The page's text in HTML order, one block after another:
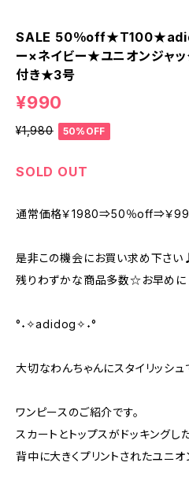
SALE 50％
ー×ネイビー★ユニオンジャ
付き★3号
¥990
¥1,980 50%OFF
SOLD OUT
通常価格￥1980⇒50％off⇒￥
是非この機会にお買い求め下さい
残りわずかな商品多数☆お早め
°˖✧adidog✧˖°
大切なわんちゃんにスタイリッシ
ワンピースのご紹介です。
スカートとトップスがドッキング
背中に大きくプリントされたユニ